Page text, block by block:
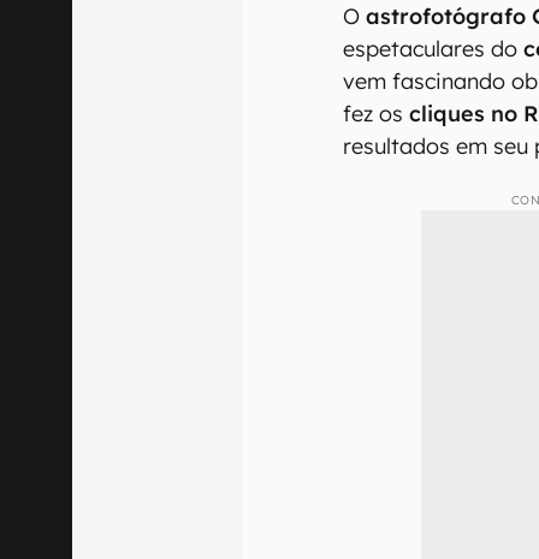
Oastrofotógrafo
espetaculares do
vem fascinando
fez oscliques no
resultados em